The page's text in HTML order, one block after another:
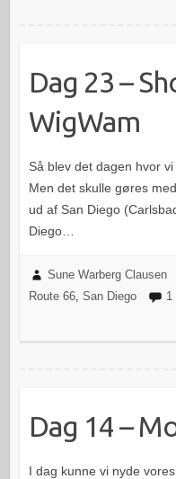
Dag 23 –
WigWam
Så blev det dagen hvor
Men det skulle gøres
ud af San Diego
Diego…
Sune Warberg Clausen
Route 66, San Diego
1
Dag 14 –
I dag kunne vi nyde